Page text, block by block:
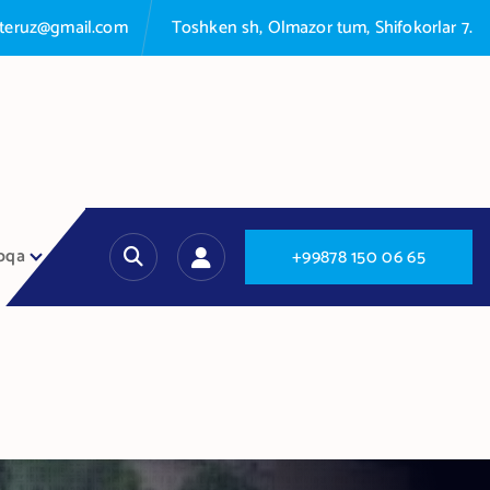
Toshken sh, Olmazor tum, Shifokorlar 7.
+99878150 0665